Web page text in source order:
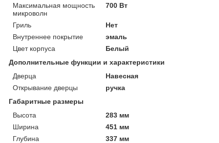
Максимальная мощность
микроволн
700 Вт
Гриль
Нет
Внутреннее покрытие
эмаль
Цвет корпуса
Белый
Дополнительные функции и характеристики
Дверца
Навесная
Открывание дверцы
ручка
Габаритные размеры
Высота
283 мм
Ширина
451 мм
Глубина
337 мм